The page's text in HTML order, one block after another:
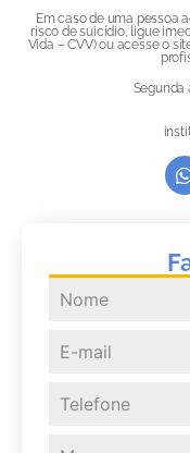
Em caso de uma pessoa
risco de suicídio, ligue
Vida – CVV) ou acesse o
Segunda